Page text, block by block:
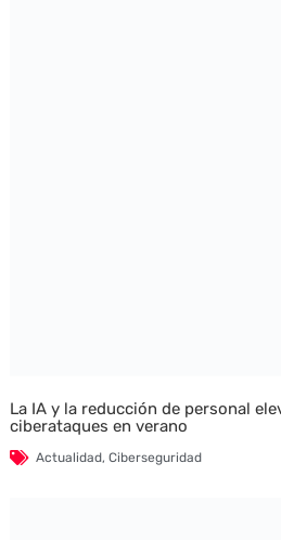
La IA y la reducción de personal
ciberataques en verano
Actualidad, Ciberseguridad